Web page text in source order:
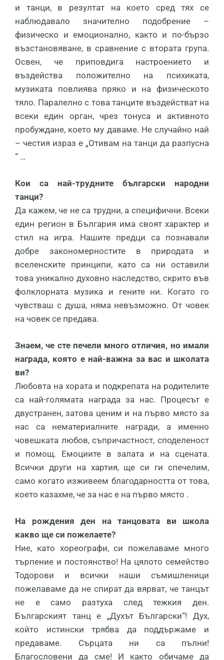
и танци, в резултат на което сред тях се
наблюдавало значително подобрение –
физическо и емоционално, както и по-бързо
възстановяване, в сравнение с втората група.
Освен, че приповдига настроението и
въздейства положително на психиката,
музиката повлиява пряко и на физическото
тяло. Паралелно с това танците въздействат на
всеки един орган, чрез тонуса и активното
пробуждане, което му даваме. Не случайно най
– честия израз е „Отивам на танци да разпусна
“ …
Кои са най-трудните български народни
танци?
Да кажем, че не са трудни, а специфични. Всеки
един регион в България има своят характер и
стил на игра. Нашите предци са познавали
добре закономерностите в природата и
вселенските принципи, като са ни оставили
това уникално духовно наследство, скрито във
фолклорната музика и гените ни. Когато го
чувстваш с душа, няма невъзможно. От човек
на човек се предава.
Знаем, че сте печели много отличия, но имали
награда, която е най-важна за вас и школата
ви?
Любовта на хората и подкрепата на родителите
са най-голямата награда за нас. Процесът е
двустранен, затова ценим и на първо място за
нас са нематериалните награди, а именно
човешката любов, съпричастност, споделеност
и помощ. Емоциите в залата и на сцената.
Всички други на хартия, ще си ги спечелим,
само когато изживеем благодарността от това,
което казахме, че за нас е на първо място .
На рождения ден на танцовата ви школа
какво ще си пожелаете?
Ние, като хореографи, си пожелаваме много
търпение и постоянство! На цялото семейство
Тодорови и всички наши съмишленици
пожелаваме да не спират да вярват, че танцът
не е само разтуха след тежкия ден.
Българският танц е „Духът Български“! Дух,
който истински трябва да поддържаме и
предаваме. Сърцата ни са пълни!
Благословени да сме! И както обичаме да